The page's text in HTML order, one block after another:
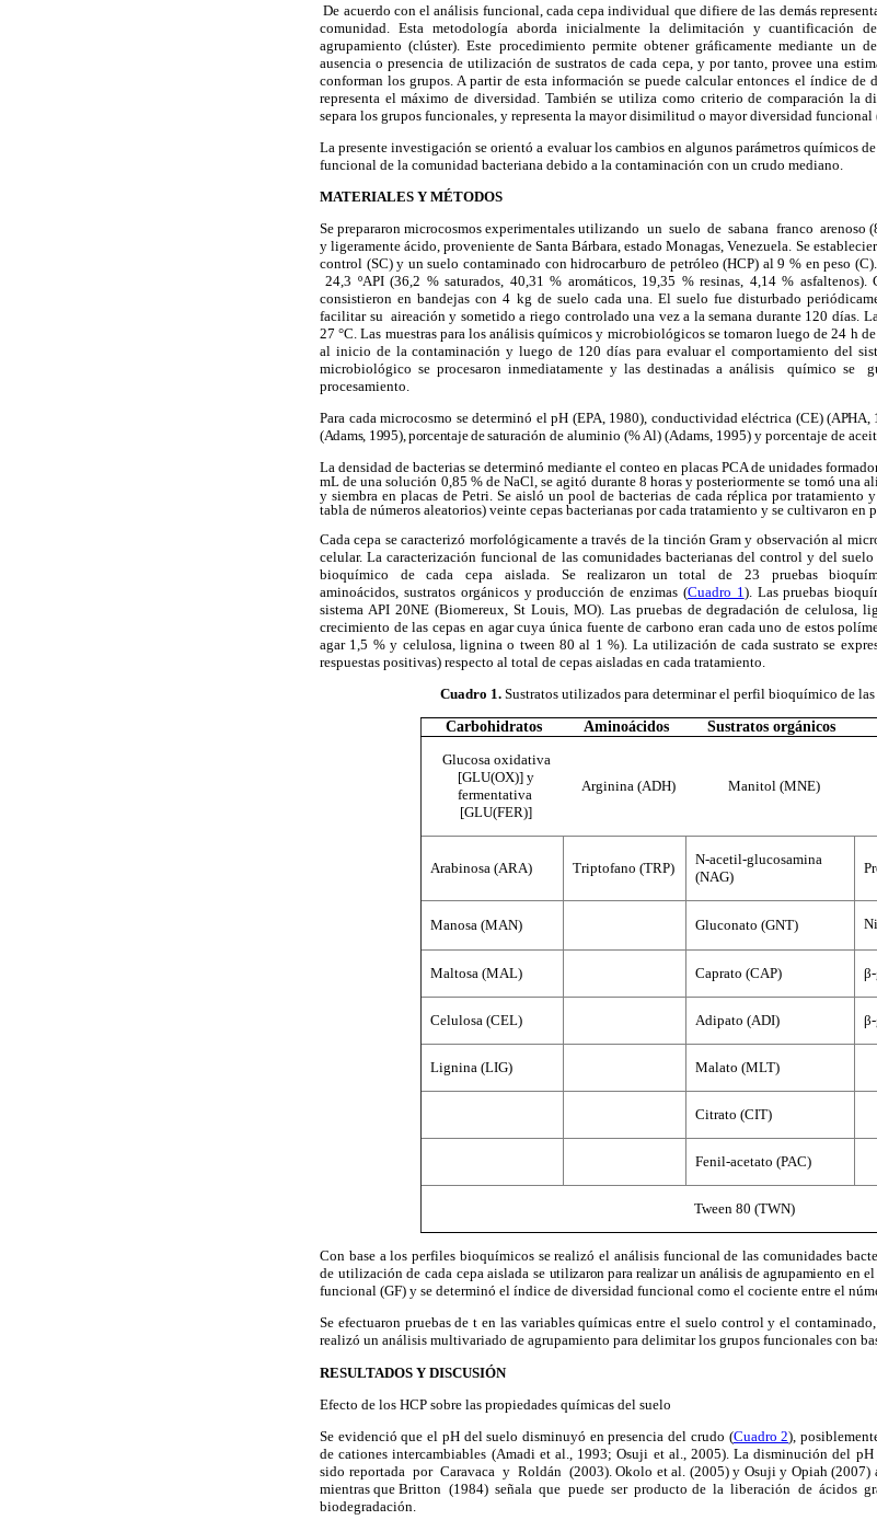
De acuerdo con el análisis funcional, cada cepa individual que difiere de las demás
comunidad. Esta metodología aborda inicialmente la delimitación y cuantificación
agrupamiento (clúster). Este procedimiento permite obtener gráficamente mediante un
ausencia o presencia de utilización de sustratos de cada cepa, y por tanto, provee una
conforman los grupos. A partir de esta información se puede calcular entonces el índice de
representa el máximo de diversidad. También se utiliza como criterio de comparación la
separa los grupos funcionales, y representa la mayor disimilitud o mayor diversidad funcional
La presente investigación se orientó a evaluar los cambios en algunos parámetros químicos
funcional de la comunidad bacteriana debido a la contaminación con un crudo mediano.
MATERIALES Y MÉTODOS
Se prepararon microcosmos experimentales utilizando un suelo de sabana franco arenoso
y ligeramente ácido, proveniente de Santa Bárbara, estado Monagas, Venezuela. Se
control (SC) y un suelo contaminado con hidrocarburo de petróleo (HCP) al 9 % en peso
24,3 ºAPI (36,2 % saturados, 40,31 % aromáticos, 19,35 % resinas, 4,14 % asfaltenos).
consistieron en bandejas con 4 kg de suelo cada una. El suelo fue disturbado
facilitar su aireación y sometido a riego controlado una vez a la semana durante 120 días.
27 °C. Las muestras para los análisis químicos y microbiológicos se tomaron luego de 24 h
al inicio de la contaminación y luego de 120 días para evaluar el comportamiento del
microbiológico se procesaron inmediatamente y las destinadas a análisis químico
procesamiento.
Para cada microcosmo se determinó el pH (EPA, 1980), conductividad eléctrica (CE)(APHA,
(Adams, 1995), porcentaje de saturaciónde aluminio (% Al) (Adams, 1995) y porcentaje de
La densidad de bacterias se determinó mediante el conteo en placas PCA de unidades
mL de una solución 0,85 % de NaCl, se agitó durante 8 horas y posteriormente se tomó una
y siembra en placas de Petri. Se aisló un pool de bacterias de cada réplica por
tabla de números aleatorios) veinte cepas bacterianas por cada tratamiento y se cultivaron en
Cada cepa se caracterizó morfológicamente a través de la tinción Gram y observación al
celular. La caracterización funcional de las comunidades bacterianas del control y del
bioquímico de cada cepa aislada. Se realizaron un total de 23 pruebas
aminoácidos, sustratos orgánicos y producción de enzimas (Cuadro 1 ). Las pruebas
sistema API 20NE (Biomereux, St Louis, MO). Las pruebas de degradación de celulosa,
crecimiento de las cepas en agar cuya única fuente de carbono eran cada uno de estos
agar 1,5 % y celulosa, lignina o tween 80 al 1 %). La utilización de cada sustrato se
respuestas positivas) respecto al total de cepas aisladas en cada tratamiento.
Cuadro 1. Sustratos utilizados para determinar el perfil bioquímico de las
Carbohidratos Aminoácidos Sustratos orgánicos
Glucosa oxidativa
[GLU(OX)] y
fermentativa
[GLU(FER)]
Arginina (ADH) Manitol (MNE)
Arabinosa (ARA) Triptofano (TRP)
N-acetil-glucosamina
(NAG)
Manosa (MAN) Gluconato (GNT)
Maltosa (MAL) Caprato (CAP)
Celulosa (CEL) Adipato (ADI)
Lignina (LIG) Malato (MLT)
Citrato (CIT)
Fenil-acetato (PAC)
Tween 80 (TWN)
Con base a los perfiles bioquímicos se realizó el análisis funcional de las comunidades
de utilización de cada cepa aislada se utilizaron para realizar un análisis de agrupamiento en
funcional (GF) y se determinó el índice de diversidad funcional como el cociente entre el
Se efectuaron pruebas de t en las variables químicas entre el suelo control y el
realizó un análisis multivariado de agrupamiento para delimitar los grupos funcionales con
RESULTADOS Y DISCUSIÓN
Efecto de los HCP sobre las propiedades químicas del suelo
Se evidenció que el pH del suelo disminuyó en presencia del crudo (Cuadro 2),
de cationes intercambiables (Amadi et al., 1993; Osuji et al., 2005). La disminución del
sido reportada por Caravaca y Roldán (2003). Okolo et al. (2005) y Osuji y Opiah (2007)
mientras que Britton (1984) señala que puede ser producto de la liberación de ácidos
biodegradación.